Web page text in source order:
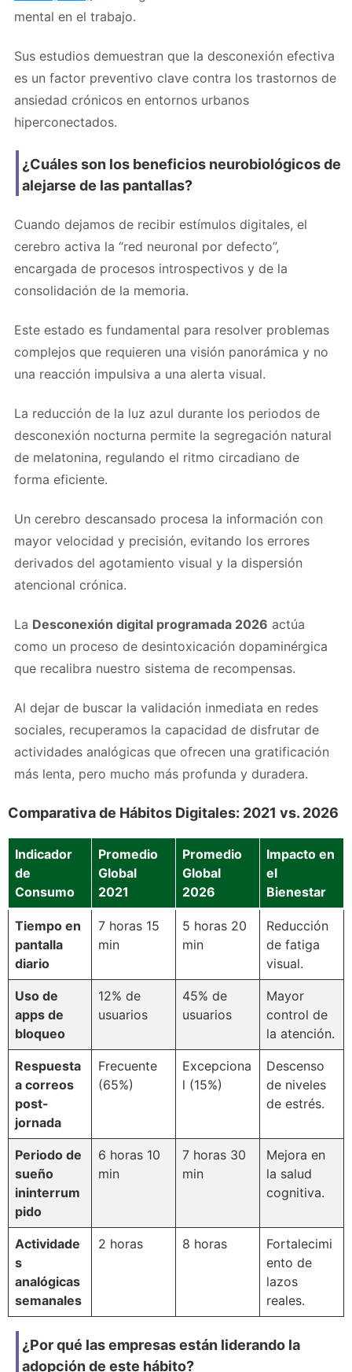
mental en el trabajo.
Sus estudios demuestran que la desconexión efectiva
es un factor preventivo clave contra los trastornos de
ansiedad crónicos en entornos urbanos
hiperconectados.
¿Cuáles son los beneficios neurobiológicos de
alejarse de las pantallas?
Cuando dejamos de recibir estímulos digitales, el
cerebro activa la “red neuronal por defecto”,
encargada de procesos introspectivos y de la
consolidación de la memoria.
Este estado es fundamental para resolver problemas
complejos que requieren una visión panorámica y no
una reacción impulsiva a una alerta visual.
La reducción de la luz azul durante los periodos de
desconexión nocturna permite la segregación natural
de melatonina, regulando el ritmo circadiano de
forma eficiente.
Un cerebro descansado procesa la información con
mayor velocidad y precisión, evitando los errores
derivados del agotamiento visual y la dispersión
atencional crónica.
La Desconexión digital programada 2026 actúa
como un proceso de desintoxicación dopaminérgica
que recalibra nuestro sistema de recompensas.
Al dejar de buscar la validación inmediata en redes
sociales, recuperamos la capacidad de disfrutar de
actividades analógicas que ofrecen una gratificación
más lenta, pero mucho más profunda y duradera.
Comparativa de Hábitos Digitales: 2021 vs. 2026
Indicador
de
Consumo
Promedio
Global
2021
Promedio
Global
2026
Impacto en
el
Bienestar
Tiempo en
pantalla
diario
7 horas 15
min
5 horas 20
min
Reducción
de fatiga
visual.
Uso de
apps de
bloqueo
12% de
usuarios
45% de
usuarios
Mayor
control de
la atención.
Respuesta
a correos
post-
jornada
Frecuente
(65%)
Excepciona
l (15%)
Descenso
de niveles
de estrés.
Periodo de
sueño
ininterrum
pido
6 horas 10
min
7 horas 30
min
Mejora en
la salud
cognitiva.
Actividade
s
analógicas
semanales
2 horas 8 horas
Fortalecimi
ento de
lazos
reales.
¿Por qué las empresas están liderando la
adopción de este hábito?